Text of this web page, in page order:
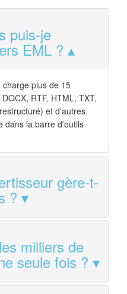
puis-je
EML ?
plus de 15
RTF, HTML, TXT,
et d'autres.
dans la barre d'outils
gère-t-
?
milliers de
seule fois ?